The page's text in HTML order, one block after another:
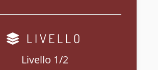
LIVELLO
Livello 1/2